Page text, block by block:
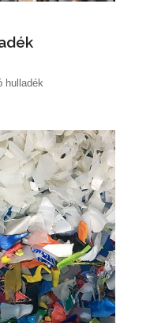
hulladék